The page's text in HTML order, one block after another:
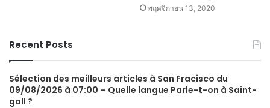
พฤศจิกายน 13, 2020
Recent Posts
Sélection des meilleurs articles à San Fracisco du
09/08/2026 à 07:00 – Quelle langue Parle-t-on à Saint-
gall ?